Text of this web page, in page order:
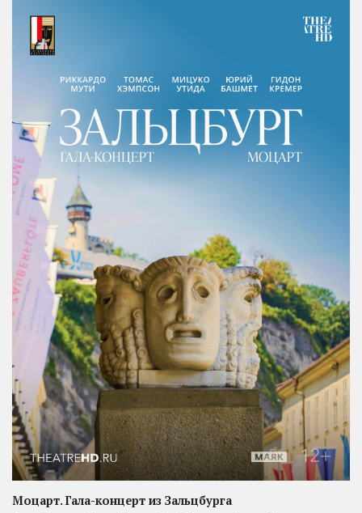
Моцарт. Гала-концерт из Зальцбурга